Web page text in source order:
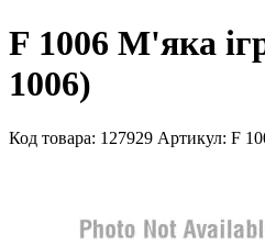
F 1006 М'яка
1006)
Код товара: 127929 Артикул: F